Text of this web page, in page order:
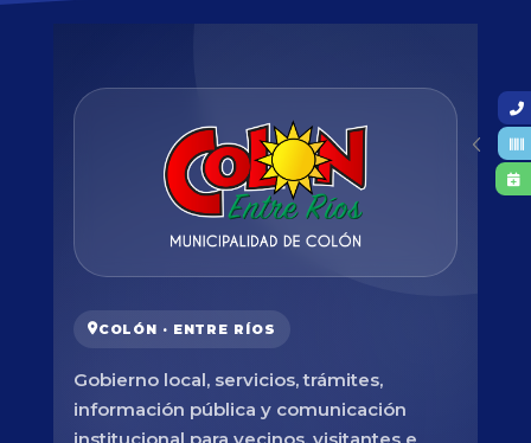
COLÓN · ENTRE RÍOS
Gobierno local, servicios, trámites,
información pública y comunicación
institucional para vecinos, visitantes e